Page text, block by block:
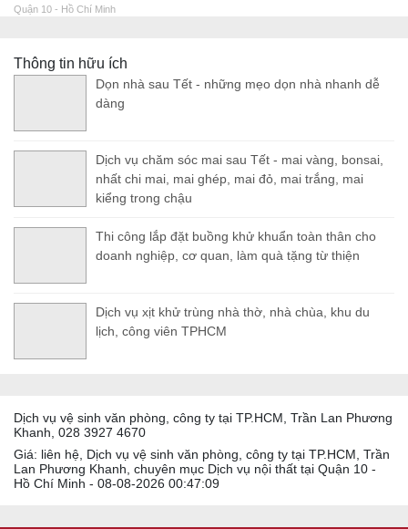
Quận 10 - Hồ Chí Minh
Thông tin hữu ích
Dọn nhà sau Tết - những mẹo dọn nhà nhanh dễ
dàng
Dịch vụ chăm sóc mai sau Tết - mai vàng, bonsai,
nhất chi mai, mai ghép, mai đỏ, mai trắng, mai
kiểng trong chậu
Thi công lắp đặt buồng khử khuẩn toàn thân cho
doanh nghiệp, cơ quan, làm quà tặng từ thiện
Dịch vụ xịt khử trùng nhà thờ, nhà chùa, khu du
lịch, công viên TPHCM
Dịch vụ vệ sinh văn phòng, công ty tại TP.HCM, Trần Lan Phương
Khanh, 028 3927 4670
Giá: liên hệ, Dịch vụ vệ sinh văn phòng, công ty tại TP.HCM, Trần
Lan Phương Khanh, chuyên mục Dịch vụ nội thất tại Quận 10 -
Hồ Chí Minh - 08-08-2026 00:47:09